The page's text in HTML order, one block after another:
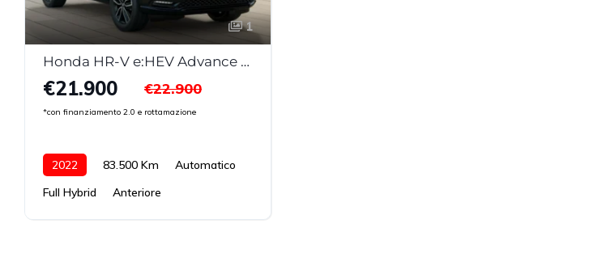
1
Honda HR-V e:HEV Advance Style
€21.900
*con finanziamento 2.0 e rottamazione
€22.900
2022 83.500 Km
Automatico
Full Hybrid
Anteriore